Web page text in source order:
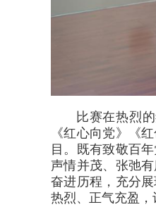
比赛在热烈
《红心向党》《
目。既有致敬百
声情并茂、张弛
奋进历程，充分
热烈、正气充盈，